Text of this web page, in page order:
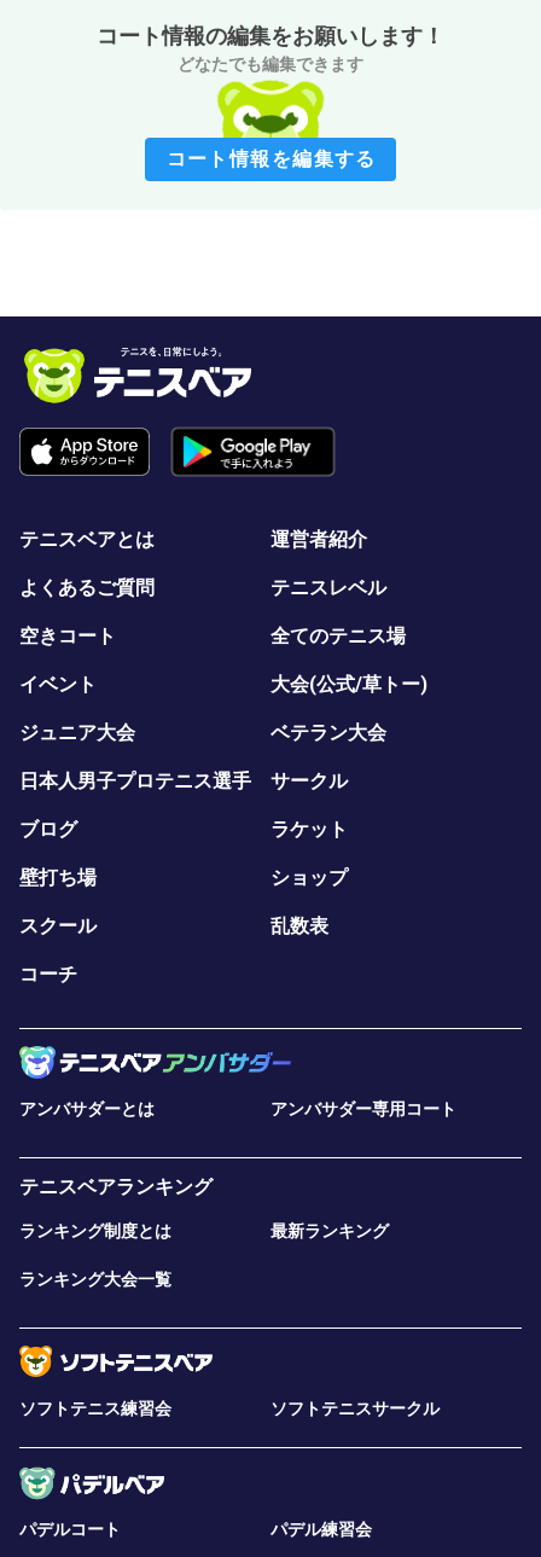
コート情報の編集をお願いします！
どなたでも編集できます
コート情報を編集する
テニスベアとは 運営者紹介
よくあるご質問 テニスレベル
空きコート 全てのテニス場
イベント 大会(公式/草トー)
ジュニア大会 ベテラン大会
日本人男子プロテニス選手 サークル
ブログ ラケット
壁打ち場 ショップ
スクール 乱数表
コーチ
アンバサダーとは アンバサダー専用コート
テニスベアランキング
ランキング制度とは 最新ランキング
ランキング大会一覧
ソフトテニス練習会 ソフトテニスサークル
パデルコート
パデル練習会